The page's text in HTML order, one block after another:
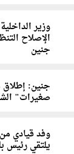
وزير
الإصلاح
جنين
جنين:
صغيرات"
وفد قيادي
يلتقي رئيس